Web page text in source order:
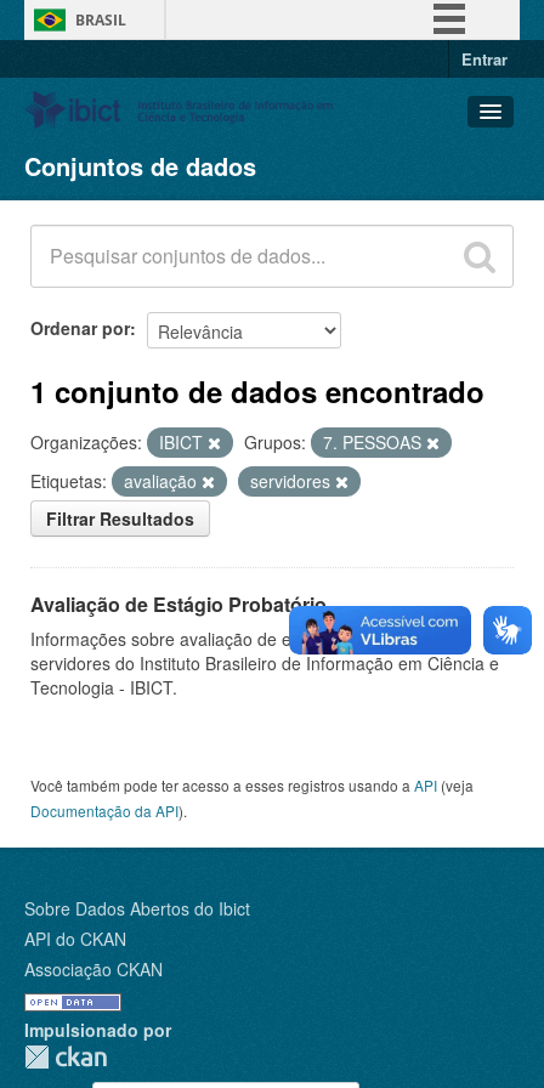
BRASIL
Entrar
Conjuntos de dados
Organizações
Grupos
Sobre
Conjuntos de dados
Ordenar por
1 conjunto de dados encontrado
Organizações: IBICT Grupos:
7. PESSOAS
Etiquetas:
avaliação
servidores
Filtrar Resultados
Avaliação de Estágio Probatório
Informações sobre avaliação de estágio probatório de
servidores do Instituto Brasileiro de Informação em Ciência e
Tecnologia - IBICT.
Você também pode ter acesso a esses registros usando a API (veja
Documentação da API).
Sobre Dados Abertos do Ibict
API do CKAN
Associação CKAN
Impulsionado por